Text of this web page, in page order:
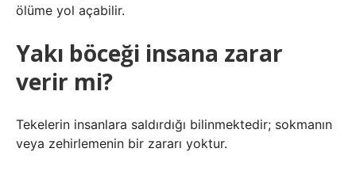
ölüme yol açabilir.
Yakı böceği insana zarar
verir mi?
Tekelerin insanlara saldırdığı bilinmektedir; sokmanın
veya zehirlemenin bir zararı yoktur.